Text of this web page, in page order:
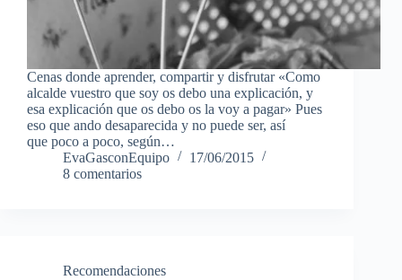
Cenas donde aprender, compartir y disfrutar «Como
alcalde vuestro que soy os debo una explicación, y
esa explicación que os debo os la voy a pagar» Pues
eso que ando desaparecida y no puede ser, así
que poco a poco, según…
EvaGasconEquipo
17/06/2015
8 comentarios
Recomendaciones